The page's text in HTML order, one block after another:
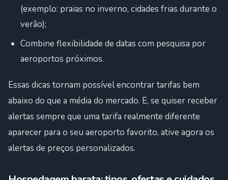
(exemplo: praias no inverno, cidades frias durante o
verão);
Combine flexibilidade de datas com pesquisa por
aeroportos próximos.
Essas dicas tornam possível encontrar tarifas bem
abaixo do que a média do mercado. E, se quiser receber
alertas sempre que uma tarifa realmente diferente
aparecer para o seu aeroporto favorito, ative agora os
alertas de preços personalizados.